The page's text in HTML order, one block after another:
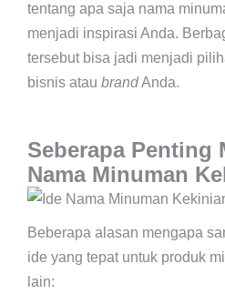
tentang apa saja nama
menjadi inspirasi Anda.
tersebut bisa jadi menjadi
bisnis atau brandAnda.
Seberapa Penting
Nama Minuman
Beberapa alasan mengapa
ide yang tepat untuk produk
lain: